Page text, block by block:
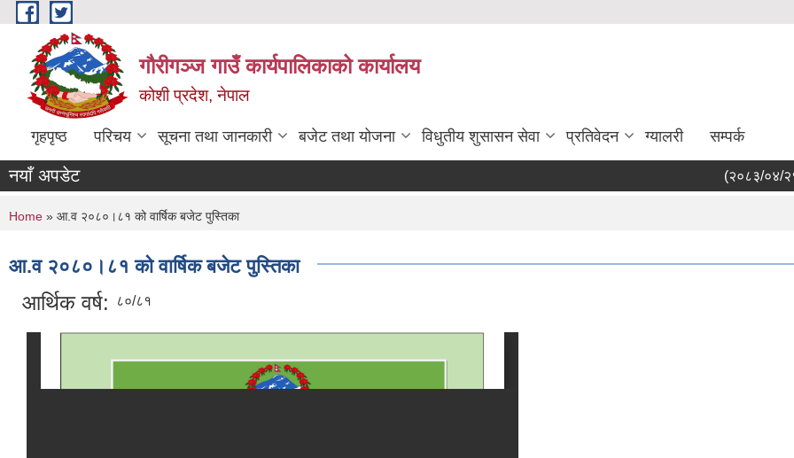
Skip to main content
गौरीगञ्‍ज गाउँ कार्यपालिकाको कार्यालय
कोशी प्रदेश, नेपाल
गृहपृष्ठ परिचय सूचना तथा जानकारी बजेट तथा योजना विधुतीय शुसासन सेवा प्रतिवेदन ग्यालरी सम्पर्क
नयाँ अपडेट (२०८३/०४/२१)
You are here
Home » आ.व २०८०।८१ को वार्षिक बजेट पुस्तिका
आ.व २०८०।८१ को वार्षिक बजेट पुस्तिका
आर्थिक वर्ष: ८०/८१